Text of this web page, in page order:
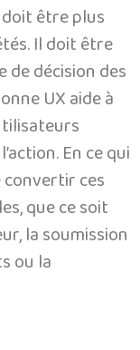
être plus
Il doit être
décision des
UX aide à
En ce qui
ces
que ce soit
la soumission
ou la